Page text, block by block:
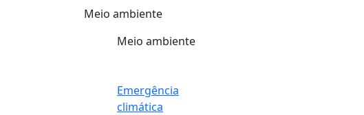
Meio ambiente
Meio ambiente
Emergência
climática